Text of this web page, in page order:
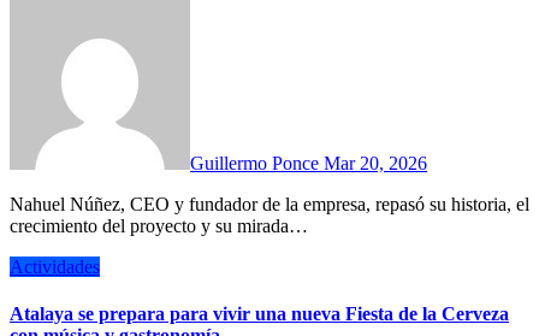
Guillermo Ponce Mar 20, 2026
Nahuel Núñez, CEO y fundador de la empresa, repasó su historia, el
crecimiento del proyecto y su mirada…
Actividades
Atalaya se prepara para vivir una nueva Fiesta de la Cerveza